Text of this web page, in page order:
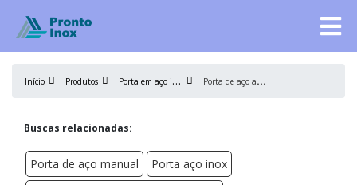
Início Produtos P
orta em aço inox P
orta de aço automática preço
Buscas relacionadas:
Porta de aço manual
Porta aço inox